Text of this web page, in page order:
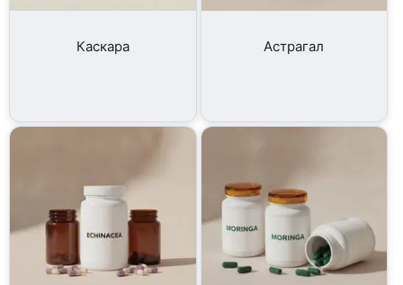
Каскара Астрагал